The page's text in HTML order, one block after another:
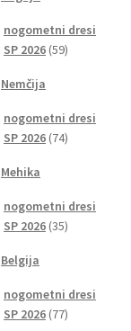
nogometni dresi
SP 2026 5959
Nemčija
nogometni dresi
SP 2026 7474
Mehika
nogometni dresi
SP 2026 3535
Belgija
nogometni dresi
SP 2026 7777